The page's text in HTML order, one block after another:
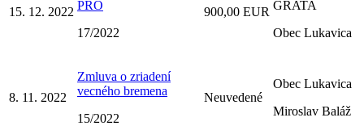
15. 12. 2022 PRO
17/2022
900,00 EUR GRATA
Obec Lukavica
8. 11. 2022
Zmluva o zriadení
vecného bremena
15/2022
Neuvedené
Obec Lukavica
Miroslav Baláž